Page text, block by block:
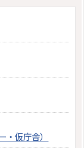
・仮庁舎）